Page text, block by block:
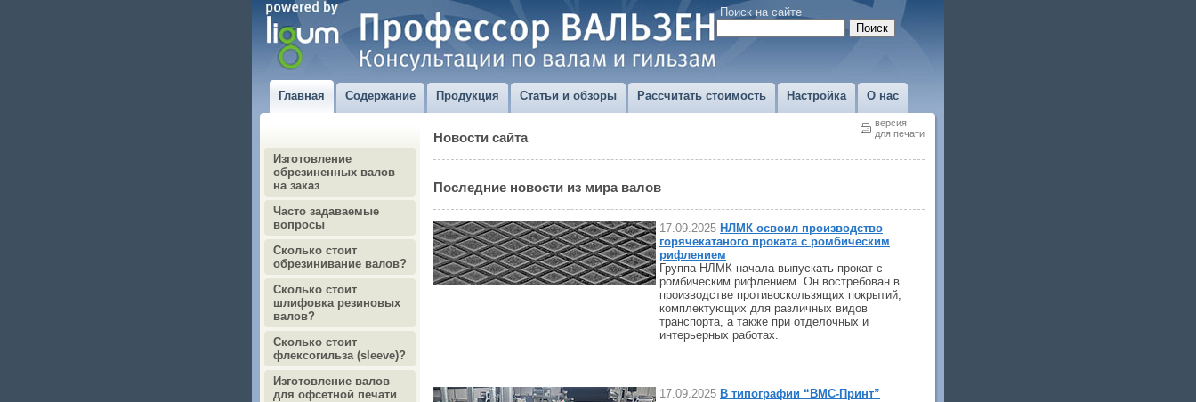
Поиск на сайте
Главная Содержание Продукция Статьи и обзоры Рассчитать стоимость Настройка О нас
Изготовление
обрезиненных валов
на заказ
Часто задаваемые
вопросы
Сколько стоит
обрезинивание валов?
Сколько стоит
шлифовка резиновых
валов?
Сколько стоит
флексогильза (sleeve)?
Изготовление валов
для офсетной печати
версия
для печати
Новости сайта
Последние новости из мира валов
17.09.2025 НЛМК освоил производство
горячекатаного проката с ромбическим
рифлением
Группа НЛМК начала выпускать прокат с
ромбическим рифлением. Он востребован в
производстве противоскользящих покрытий,
комплектующих для различных видов
транспорта, а также при отделочных и
интерьерных работах.
17.09.2025 В типографии “ВМС-Принт”